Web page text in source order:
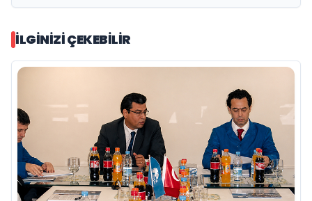
İLGINIZI ÇEKEBILIR